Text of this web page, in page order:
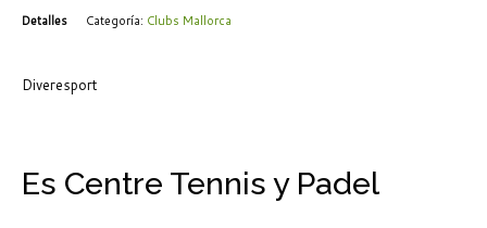
Detalles Categoría: Clubs Mallorca
Diveresport
Es Centre Tennis y Padel